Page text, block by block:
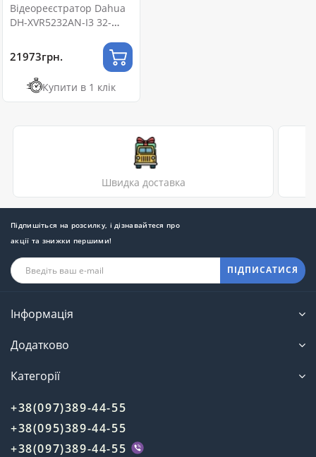
Відеореєстратор Dahua
DH-XVR5232AN-I3 32-
5M-N/1080P 1U WizSense
21973грн.
Купити в 1 клік
Швидка доставка
Підпишіться на розсилку, і дізнавайтеся про
акції та знижки першими!
ПІДПИСАТИСЯ
Інформація
Додатково
Категорії
+38(097)389-44-55
+38(095)389-44-55
+38(097)389-44-55